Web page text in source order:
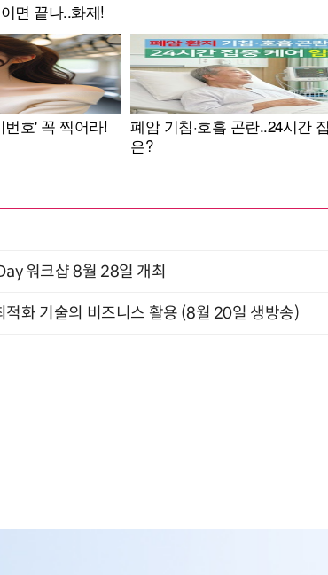
워크샵 8월 28일 개최
화 기술의 비즈니스 활용 (8월 20일 생방송)